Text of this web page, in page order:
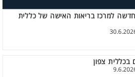
למרכז בריאות האישה של כללית
בכללית צפון